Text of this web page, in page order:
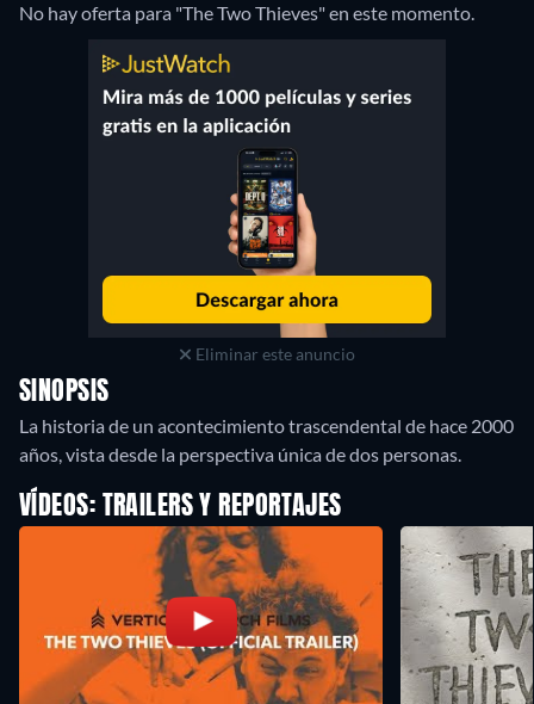
No hay oferta para "The Two Thieves" en este momento.
Eliminar este anuncio
SINOPSIS
La historia de un acontecimiento trascendental de hace 2000
VÍDEOS: TRAILERS Y REPORTAJES